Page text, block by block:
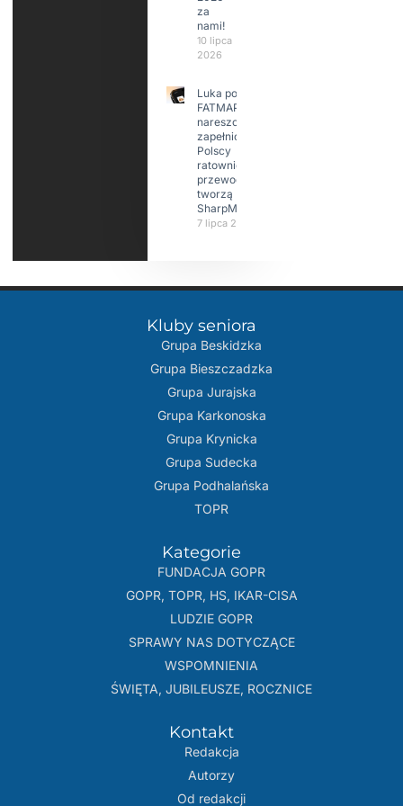
za
nami!
10 lipca
2026
Luka po
FATMAP-ie
nareszcie
zapełniona?
Polscy
ratownicy i
przewodnicy
tworzą
SharpMap
7 lipca 2026
Kluby seniora
Grupa Beskidzka​
Grupa Bieszczadzka
Grupa Jurajska
Grupa Karkonoska
Grupa Krynicka
Grupa Sudecka
Grupa Podhalańska
TOPR
Kategorie
FUNDACJA GOPR
GOPR, TOPR, HS, IKAR-CISA
LUDZIE GOPR
SPRAWY NAS DOTYCZĄCE
WSPOMNIENIA
ŚWIĘTA, JUBILEUSZE, ROCZNICE
Kontakt
Redakcja
Autorzy
Od redakcji